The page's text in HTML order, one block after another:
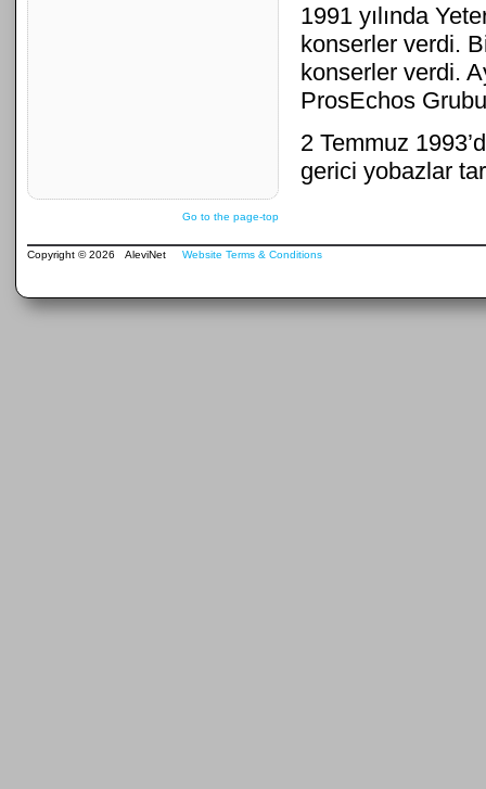
1991 yılında
konserler verdi.
konserler verdi.
ProsEchos
2 Temmuz
gerici yobazlar
Go to the page-top
Copyright © 2026 AleviNet Website Terms & Conditions